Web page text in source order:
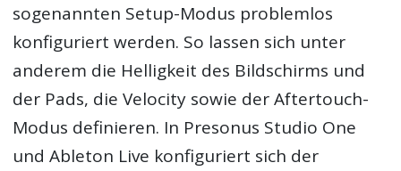
sogenannten Setup-Modus problemlos
konfiguriert werden. So lassen sich unter
anderem die Helligkeit des Bildschirms und
der Pads, die Velocity sowie der Aftertouch-
Modus definieren. In Presonus Studio One
und Ableton Live konfiguriert sich der